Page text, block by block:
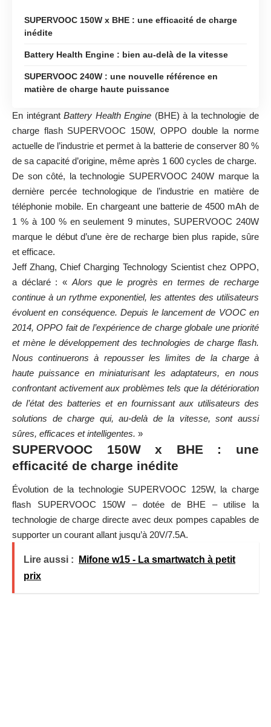
SUPERVOOC 150W x BHE : une efficacité de charge
inédite
Battery Health Engine : bien au-delà de la vitesse
SUPERVOOC 240W : une nouvelle référence en
matière de charge haute puissance
En intégrantBattery Health Engine (BHE) à la technologie de
charge flash SUPERVOOC 150W, OPPO double la norme
actuelle de l’industrie et permet à la batterie de conserver 80 %
de sa capacité d’origine, même après 1 600 cycles de charge.
De son côté, la technologie SUPERVOOC 240W marque la
dernière percée technologique de l’industrie en matière de
téléphonie mobile. En chargeant une batterie de 4500 mAh de
1 % à 100 % en seulement 9 minutes, SUPERVOOC 240W
marque le début d’une ère de recharge bien plus rapide, sûre
et efficace.
Jeff Zhang, Chief Charging Technology Scientist chez OPPO,
a déclaré : « Alors que le progrès en termes de recharge
continue à un rythme exponentiel, les attentes des utilisateurs
évoluent en conséquence. Depuis le lancement de VOOC en
2014, OPPO fait de l’expérience de charge globale une priorité
et mène le développement des technologies de charge flash.
Nous continuerons à repousser les limites de la charge à
haute puissance en miniaturisant les adaptateurs, en nous
confrontant activement aux problèmes tels que la détérioration
de l’état des batteries et en fournissant aux utilisateurs des
solutions de charge qui, au-delà de la vitesse, sont aussi
sûres, efficaces et intelligentes. »
SUPERVOOC 150W x BHE : une
efficacité de charge inédite
Évolution de la technologie SUPERVOOC 125W, la charge
flash SUPERVOOC 150W – dotée de BHE – utilise la
technologie de charge directe avec deux pompes capables de
supporter un courant allant jusqu’à 20V/7.5A.
Lire aussi :
Mifone w15 - La smartwatch à petit
prix